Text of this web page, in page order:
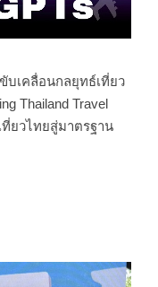
บเคลื่อนกลยุทธ์เที่ยว
Thailand Travel
ที่ยวไทยสู่มาตรฐาน